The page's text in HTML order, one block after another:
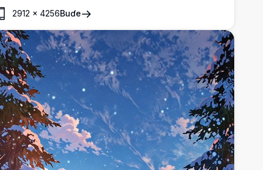
2912 × 4256Buɗe